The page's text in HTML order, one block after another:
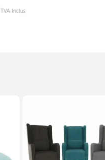
TVA Inclus